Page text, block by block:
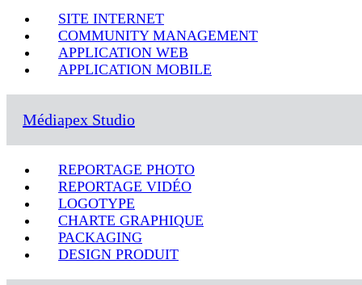
SITE INTERNET
COMMUNITY MANAGEMENT
APPLICATION WEB
APPLICATION MOBILE
Médiapex Studio
REPORTAGE PHOTO
REPORTAGE VIDÉO
LOGOTYPE
CHARTE GRAPHIQUE
PACKAGING
DESIGN PRODUIT